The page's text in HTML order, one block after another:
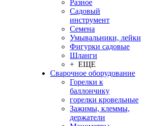
Разное
Садовый
инструмент
Семена
Умывальники, лейки
Фигурки садовые
Шланги
+ ЕЩЕ
Сварочное оборудование
Горелки к
баллончику
горелки кровельные
Зажимы, клеммы,
держатели